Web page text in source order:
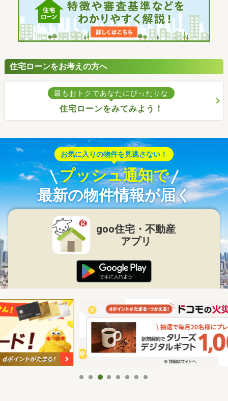
住宅ローンをお考えの方へ
最もおトクであなたにぴったりな
住宅ローンをみてみよう！
お気に入りの物件を見逃さない！
プッシュ通知で
最新の物件情報が届く
goo住宅・不動産
アプリ